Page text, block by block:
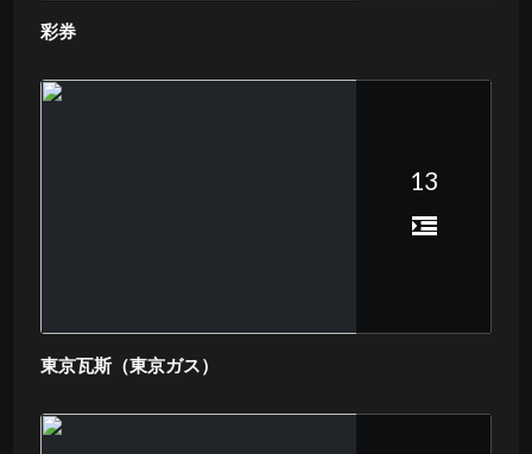
彩券
13
東京瓦斯（東京ガス）